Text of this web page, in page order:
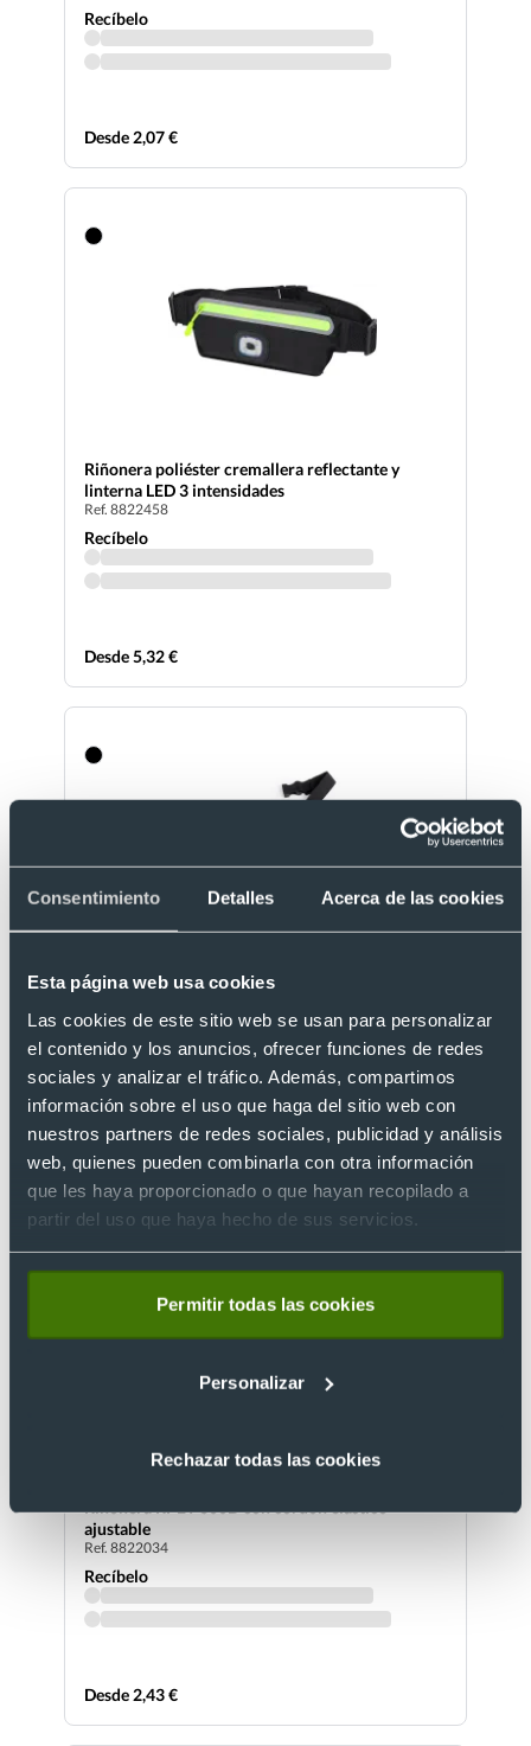
Consentimiento Detalles Acerca de las cookies
Esta página web usa cookies
Las cookies de este sitio web se usan para personalizar
el contenido y los anuncios, ofrecer funciones de redes
sociales y analizar el tráfico. Además, compartimos
información sobre el uso que haga del sitio web con
nuestros partners de redes sociales, publicidad y análisis
web, quienes pueden combinarla con otra información
que les haya proporcionado o que hayan recopilado a
partir del uso que haya hecho de sus servicios.
Permitir todas las cookies
Personalizar
Rechazar todas las cookies
Recíbelo
Desde 2,07 €
Riñonera poliéster cremallera reflectante y
linterna LED 3 intensidades
Ref. 8822458
Recíbelo
Desde 5,32 €
Riñonera portadorsal en spandex suave y cintura
elástica
Ref. 884914
Recíbelo
Desde 0,80 €
Riñonera RPET 600D con cordón elástico
ajustable
Ref. 8822034
Recíbelo
Desde 2,43 €